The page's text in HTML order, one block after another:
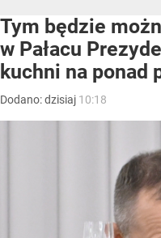
Tym będzie
w Pałacu
kuchni na ponad
Dodano:dzisiaj 10:18